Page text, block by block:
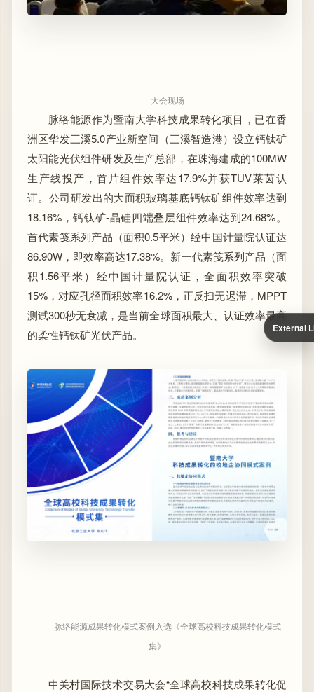
大会现场
脉络能源作为暨南大学科技成果转化项目，已在香
洲区华发三溪5.0产业新空间（三溪智造港）设立钙钛矿
太阳能光伏组件研发及生产总部，在珠海建成的100MW
生产线投产，首片组件效率达17.9%并获TUV莱茵认
证。公司研发出的大面积玻璃基底钙钛矿组件效率达到
18.16%，钙钛矿-晶硅四端叠层组件效率达到24.68%。
首代素笺系列产品（面积0.5平米）经中国计量院认证达
86.90W，即效率高达17.38%。新一代素笺系列产品（面
积1.56平米）经中国计量院认证，全面积效率突破
15%，对应孔径面积效率16.2%，正反扫无迟滞， MPPT
测试300秒无衰减，是当前全球面积最大、认证效率最高
的柔性钙钛矿光伏产品。
脉络能源成果转化模式案例入选《全球高校科技成果转化模式
集》
中关村国际技术交易大会“全球高校科技成果转化促
External